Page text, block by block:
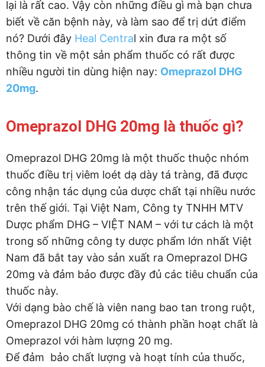
lại là rất cao. Vậy còn những điều gì mà bạn chưa
biết về căn bệnh này, và làm sao để trị dứt điểm
nó? Dưới đây Heal Central xin đưa ra một số
thông tin về một sản phẩm thuốc có rất được
nhiều người tin dùng hiện nay: Omeprazol DHG
20mg.
Omeprazol DHG 20mg là thuốc gì?
Omeprazol DHG 20mg là một thuốc thuộc nhóm
thuốc điều trị viêm loét dạ dày tá tràng, đã được
công nhận tác dụng của dược chất tại nhiều nước
trên thế giới. Tại Việt Nam, Công ty TNHH MTV
Dược phẩm DHG – VIỆT NAM – với tư cách là một
trong số những công ty dược phẩm lớn nhất Việt
Nam đã bắt tay vào sản xuất ra Omeprazol DHG
20mg và đảm bảo được đầy đủ các tiêu chuẩn của
thuốc này.
Với dạng bào chế là viên nang bao tan trong ruột,
Omeprazol DHG 20mg có thành phần hoạt chất là
Omeprazol với hàm lượng 20 mg.
Để đảm bảo chất lượng và hoạt tính của thuốc,